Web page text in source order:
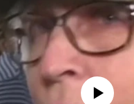
No media source